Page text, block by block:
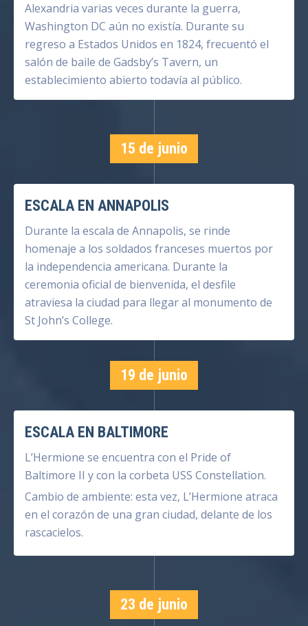
Alexandria varias veces durante la guerra,
Washington DC aún no existía. Durante su
regreso a Estados Unidos en 1824, frecuentó el
salón de baile de Gadsby’s Tavern, un
establecimiento abierto todavía al público.
15 de junio
ESCALA EN ANNAPOLIS
Durante la escala de Annapolis, se rinde
homenaje a los soldados franceses muertos por
la independencia americana. Durante la
ceremonia oficial de bienvenida, el desfile
atraviesa la ciudad para llegar al monumento de
St John’s College.
19 de junio
ESCALA EN BALTIMORE
L’Hermione se encuentra con el Pride of
Baltimore II y con la corbeta USS Constellation.
Cambio de ambiente: esta vez, L’Hermione atraca
en el corazón de una gran ciudad, delante de los
rascacielos.
23 de junio